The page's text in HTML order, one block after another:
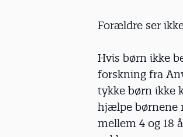
Forældre ser
Hvis børn ikke
forskning fra
tykke børn ikke
hjælpe børnene
mellem 4 og 18